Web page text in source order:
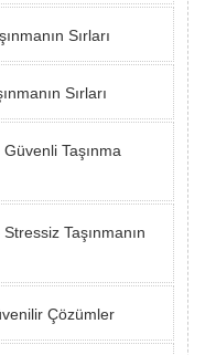
Sırları
Sırları
Güvenli Taşınma
Taşınmanın
Çözümler